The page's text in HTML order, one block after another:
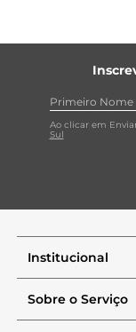
Ao clicar em
Sul
Institucional
Sobre o Serviço